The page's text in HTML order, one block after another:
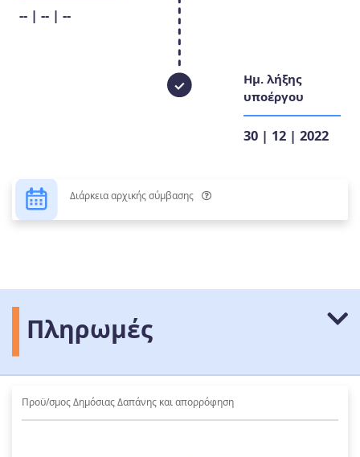
-- | -- | --
Ημ. λήξης
υποέργου
30 | 12 | 2022
Διάρκεια αρχικής σύμβασης
Πληρωμές
Προϋ/σμος Δημόσιας Δαπάνης και απορρόφηση